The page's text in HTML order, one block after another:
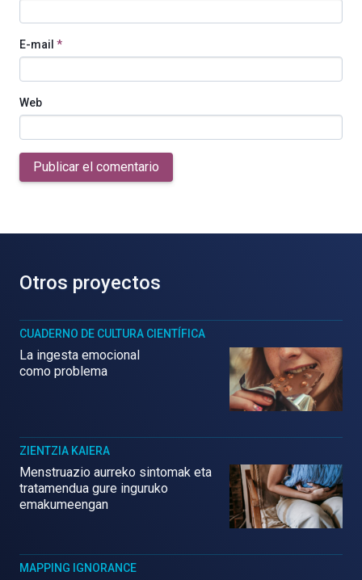
E-mail *
Web
Publicar el comentario
Otros proyectos
CUADERNO DE CULTURA CIENTÍFICA
La ingesta emocional
como problema
ZIENTZIA KAIERA
Menstruazio aurreko sintomak eta
tratamendua gure inguruko
emakumeengan
MAPPING IGNORANCE